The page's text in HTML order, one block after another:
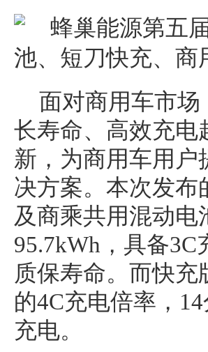
面对商用车市
长寿命、高效充电
新，为商用车用
决方案。本次发
及商乘共用混动
95.7kWh，具备
质保寿命。而快充
的4C充电倍率，
充电。